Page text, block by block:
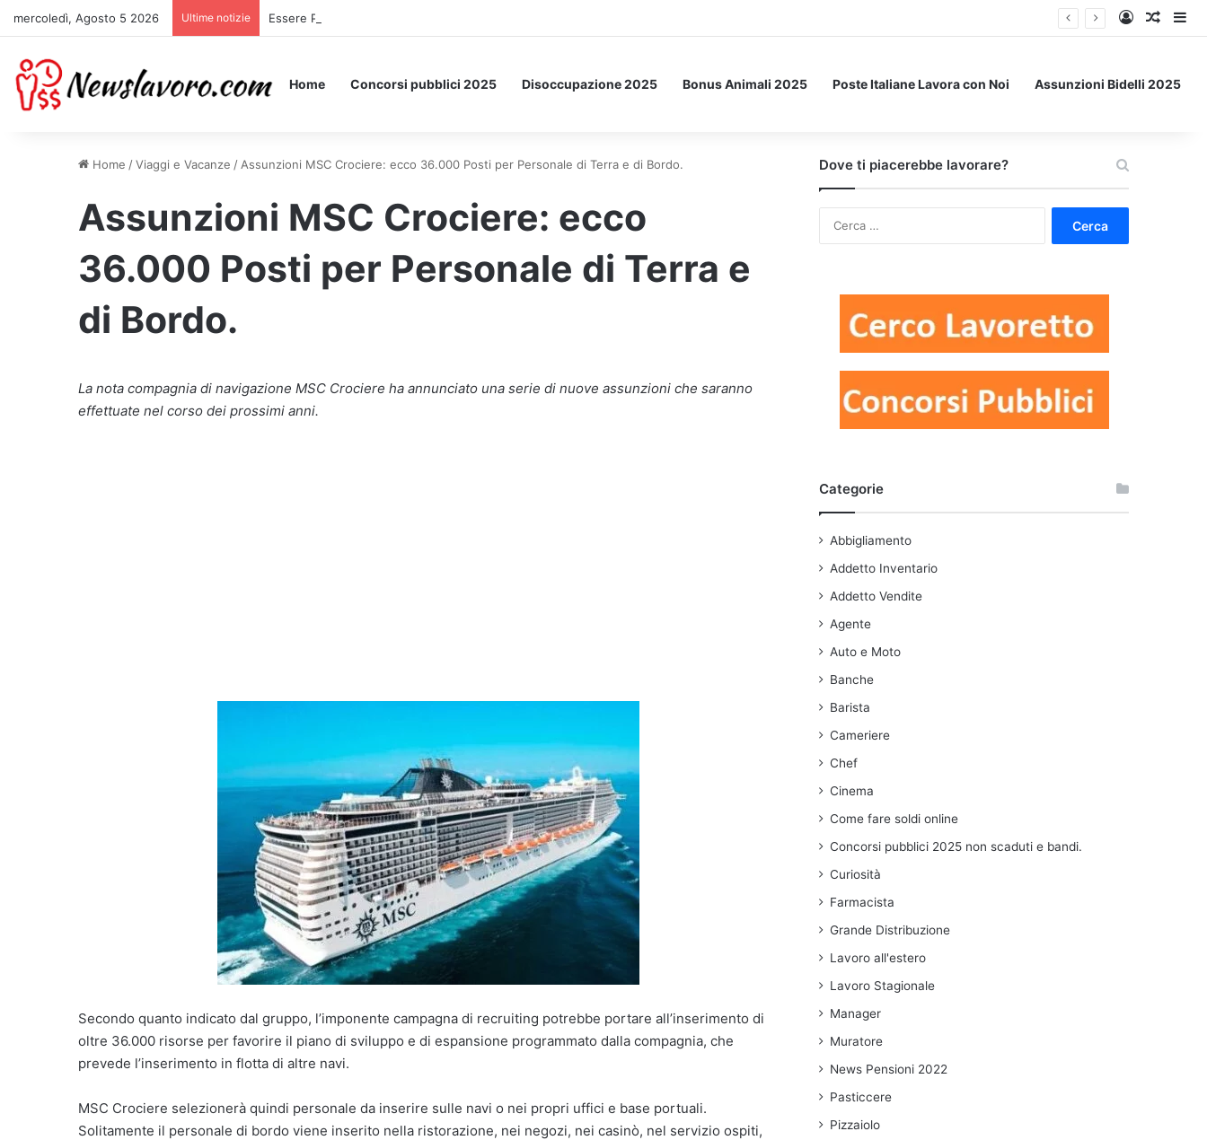
mercoledì, Agosto 5 2026 Ultime notizie Essere Pagati per Stare a Letto: ecco l’esperimento spaziale. Accedi
Un
Home Concorsi pubblici 2025 Disoccupazione 2025 Bonus Animali 2025 Poste Italiane Lavora con Noi Assunzioni Bidelli 2025
Home /Viaggi e Vacanze / Assunzioni MSC Crociere: ecco 36.000 Posti per Personale di Terra e di Bordo.
Assunzioni MSC Crociere: ecco
36.000 Posti per Personale di Terra e
di Bordo.
La nota compagnia di navigazione MSC Crociere ha annunciato una serie di nuove assunzioni che saranno
effettuate nel corso dei prossimi anni.
Secondo quanto indicato dal gruppo, l’imponente campagna di recruiting potrebbe portare all’inserimento di
oltre 36.000 risorse per favorire il piano di sviluppo e di espansione programmato dalla compagnia, che
prevede l’inserimento in flotta di altre navi.
MSC Crociere selezionerà quindi personale da inserire sulle navi o nei propri uffici e base portuali.
Solitamente il personale di bordo viene inserito nella ristorazione, nei negozi, nei casinò, nel servizio ospiti,
Dove ti piacerebbe lavorare?
Categorie
Abbigliamento
Addetto Inventario
Addetto Vendite
Agente
Auto e Moto
Banche
Barista
Cameriere
Chef
Cinema
Come fare soldi online
Concorsi pubblici 2025 non scaduti e bandi.
Curiosità
Farmacista
Grande Distribuzione
Lavoro all'estero
Lavoro Stagionale
Manager
Muratore
News Pensioni 2022
Pasticcere
Pizzaiolo